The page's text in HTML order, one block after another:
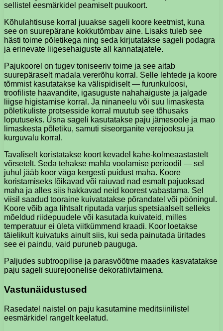
sellistel eesmärkidel peamiselt puukoort.
Kõhulahtisuse korral juuakse sageli koore keetmist, kuna
see on suurepärane kokkutõmbav aine. Lisaks tuleb see
hästi toime põletikega ning seda kirjutatakse sageli podagra
ja erinevate liigesehaiguste all kannatajatele.
Pajukoorel on tugev toniseeriv toime ja see aitab
suurepäraselt madala vererõhu korral. Selle lehtede ja koore
tõmmist kasutatakse ka välispidiselt — furunkuloosi,
troofiliste haavandite, igasuguste nahahaiguste ja jalgade
liigse higistamise korral. Ja ninaneelu või suu limaskesta
põletikuliste protsesside korral muutub see tõhusaks
loputuseks. Üsna sageli kasutatakse paju jämesoole ja mao
limaskesta põletiku, samuti siseorganite verejooksu ja
kurguvalu korral.
Tavaliselt koristatakse koort kevadel kahe-kolmeaastastelt
võrsetelt. Seda tehakse mahla voolamise perioodil — sel
juhul jääb koor väga kergesti puidust maha. Koore
koristamiseks lõikavad või raiuvad nad esmalt pajuoksad
maha ja alles siis hakkavad neid koorest vabastama. Sel
viisil saadud tooraine kuivatatakse põrandatel või pööningul.
Koore võib aga lihtsalt riputada varjus spetsiaalselt selleks
mõeldud riidepuudele või kasutada kuivateid, milles
temperatuur ei ületa viitkümmend kraadi. Koor loetakse
täielikult kuivatuks ainult siis, kui seda painutada üritades
see ei paindu, vaid puruneb pauguga.
Paljudes subtroopilise ja parasvöötme maades kasvatatakse
paju sageli suurejoonelise dekoratiivtaimena.
Vastunäidustused
Rasedatel naistel on paju kasutamine meditsiinilistel
eesmärkidel rangelt keelatud.